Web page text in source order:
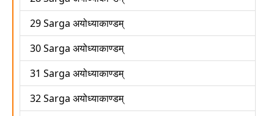
29 Sarga अयोध्याकाण्डम्
30 Sarga अयोध्याकाण्डम्
31 Sarga अयोध्याकाण्डम्
32 Sarga अयोध्याकाण्डम्